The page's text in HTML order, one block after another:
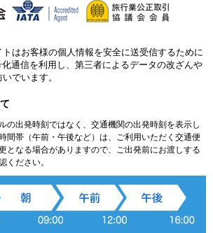
トはお客様の個人情報を安全に送受信するために
通信を利用し、第三者によるデータの改ざんや
でいます。
の出発時刻ではなく、交通機関の出発時刻を表示し
間帯（午前・午後など）は、ご利用いただく交通便
となる場合がありますので、ご出発前にお渡しする
ください。